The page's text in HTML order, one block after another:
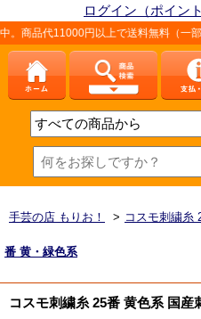
ログイン（ポイン
円以上で送料無料（一部を除く）、
手芸の店 もりお！ > コスモ刺繍糸
番 黄・緑色系
コスモ刺繍糸 25番 黄色系 国産